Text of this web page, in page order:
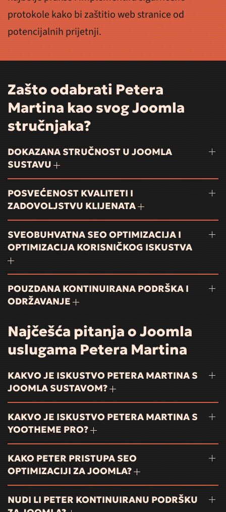
protokole kako bi zaštitio web stranice od
potencijalnih prijetnji.
Zašto odabrati Petera
Martina kao svog Joomla
stručnjaka?
DOKAZANA STRUČNOST U JOOMLA
SUSTAVU
POSVEĆENOST KVALITETI I
ZADOVOLJSTVU KLIJENATA
SVEOBUHVATNA SEO OPTIMIZACIJA I
OPTIMIZACIJA KORISNIČKOG ISKUSTVA
POUZDANA KONTINUIRANA PODRŠKA I
ODRŽAVANJE
Najčešća pitanja o Joomla
uslugama Petera Martina
KAKVO JE ISKUSTVO PETERA MARTINA S
JOOMLA SUSTAVOM?
KAKVO JE ISKUSTVO PETERA MARTINA S
YOOTHEME PRO?
KAKO PETER PRISTUPA SEO
OPTIMIZACIJI ZA JOOMLA?
NUDI LI PETER KONTINUIRANU PODRŠKU